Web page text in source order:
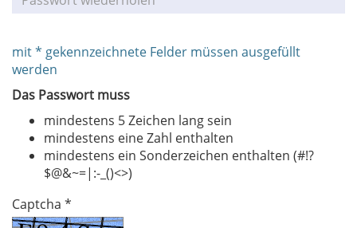
mit * gekennzeichnete Felder müssen ausgefüllt
werden
Das Passwort muss
mindestens 5 Zeichen lang sein
mindestens eine Zahl enthalten
mindestens ein Sonderzeichen enthalten (#!?
$@&~=|:-_()<>)
Captcha *